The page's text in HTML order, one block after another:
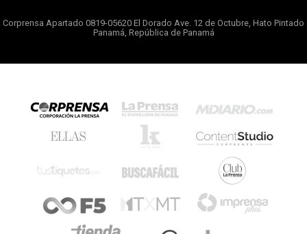
Corprensa Apartado 0819-05620 El Dorado Ave. 12 de Octubre, Hato Pintado
Panamá, República de Panamá